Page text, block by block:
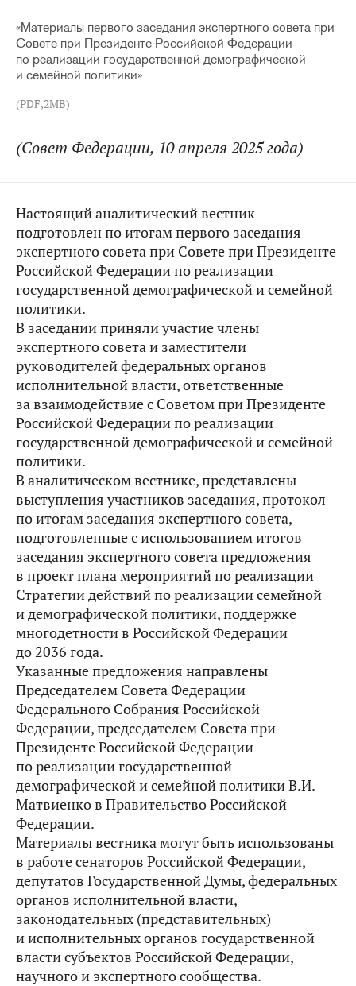
«Материалы первого заседания экспертного совета при
Совете при Президенте Российской Федерации
по реализации государственной демографической
и семейной политики»
(PDF,2MB)
(Совет Федерации, 10 апреля 2025 года)
Настоящий аналитический вестник
подготовлен по итогам первого заседания
экспертного совета при Совете при Президенте
Российской Федерации по реализации
государственной демографической и семейной
политики.
В заседании приняли участие члены
экспертного совета и заместители
руководителей федеральных органов
исполнительной власти, ответственные
за взаимодействие с Советом при Президенте
Российской Федерации по реализации
государственной демографической и семейной
политики.
В аналитическом вестнике, представлены
выступления участников заседания, протокол
по итогам заседания экспертного совета,
подготовленные с использованием итогов
заседания экспертного совета предложения
в проект плана мероприятий по реализации
Стратегии действий по реализации семейной
и демографической политики, поддержке
многодетности в Российской Федерации
до 2036 года.
Указанные предложения направлены
Председателем Совета Федерации
Федерального Собрания Российской
Федерации, председателем Совета при
Президенте Российской Федерации
по реализации государственной
демографической и семейной политики В.И.
Матвиенко в Правительство Российской
Федерации.
Материалы вестника могут быть использованы
в работе сенаторов Российской Федерации,
депутатов Государственной Думы, федеральных
органов исполнительной власти,
законодательных (представительных)
и исполнительных органов государственной
власти субъектов Российской Федерации,
научного и экспертного сообщества.